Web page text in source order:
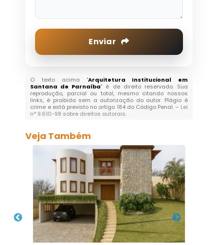
Enviar
O texto acima "Arquitetura Institucional em
Santana de Parnaíba" é de direito reservado. Sua
reprodução, parcial ou total, mesmo citando nossos
links, é proibida sem a autorização do autor. Plágio é
crime e está previsto no artigo 184 do Código Penal. – Lei
n° 9.610-98 sobre direitos autorais.
Veja Também